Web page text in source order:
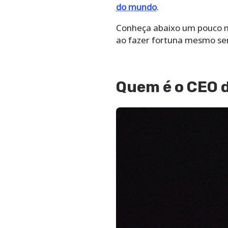
do mundo.
Conheça abaixo um
ao fazer fortuna mesmo
Quem é o CEO